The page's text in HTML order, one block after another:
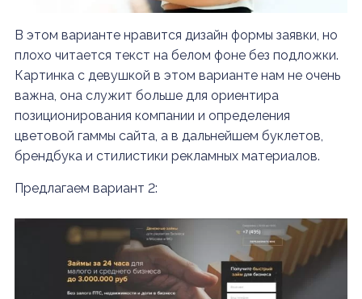
В этом варианте нравится дизайн формы заявки, но
плохо читается текст на белом фоне без подложки.
Картинка с девушкой в этом варианте нам не очень
важна, она служит больше для ориентира
позиционирования компании и определения
цветовой гаммы сайта, а в дальнейшем буклетов,
брендбука и стилистики рекламных материалов.
Предлагаем вариант 2: